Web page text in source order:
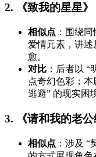
2. 《致我的星星》
相似点 ：围绕
爱情元素，讲
愈。
对比 ：后者以
点奇幻色彩；
逃避” 的现实困
3. 《请和我的老公
相似点 ：涉及 “